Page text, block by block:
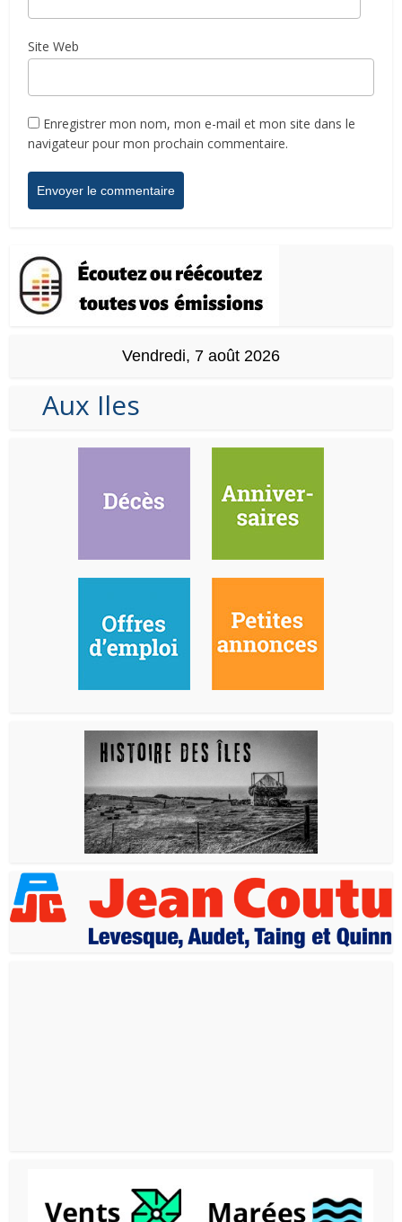
Site Web
Enregistrer mon nom, mon e-mail et mon site dans le
navigateur pour mon prochain commentaire.
Vendredi, 7 août 2026
Aux Iles